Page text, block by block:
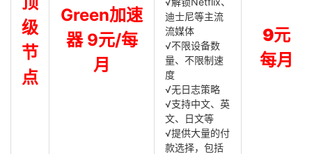
级
节
点
Green加速
器 9元/每
月
迪士尼等主流
流媒体
√不限设备数
量、不限制速
度
√无日志策略
√支持中文、英
文、日文等
√提供大量的付
款选择，包括
9元
每月